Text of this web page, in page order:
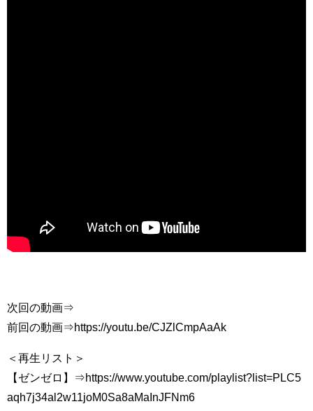
次回の動画⇒
前回の動画⇒https://youtu.be/CJZlCmpAaAk
＜再生リスト＞
【ゼンゼロ】⇒https://www.youtube.com/playlist?list=PLC5
aqh7j34al2w11joM0Sa8aMaInJFNm6